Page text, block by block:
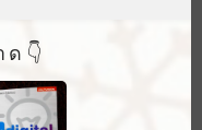
👇